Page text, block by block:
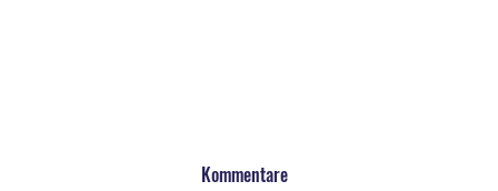
Kommentare